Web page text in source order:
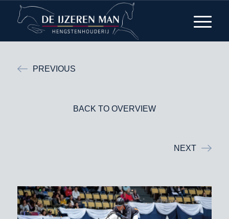
PREVIOUS
BACK TO OVERVIEW
NEXT